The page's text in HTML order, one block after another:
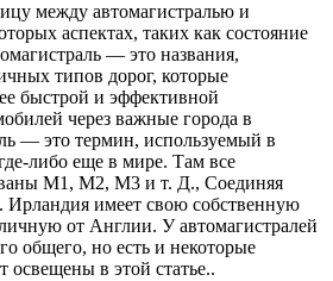
между автомагистралью и
аспектах, таких как состояние
— это названия,
типов дорог, которые
быстрой и эффективной
через важные города в
— это термин, используемый в
либо еще в мире. Там все
M1, M2, M3 и т. Д., Соединяя
Ирландия имеет свою собственную
от Англии. У автомагистралей
общего, но есть и некоторые
освещены в этой статье..